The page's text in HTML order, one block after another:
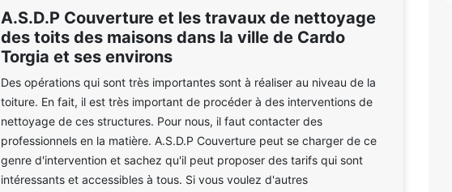
A.S.D.P Couverture et les travaux de nettoyage
des toits des maisons dans la ville de Cardo
Torgia et ses environs
Des opérations qui sont très importantes sont à réaliser au niveau de la
toiture. En fait, il est très important de procéder à des interventions de
nettoyage de ces structures. Pour nous, il faut contacter des
professionnels en la matière. A.S.D.P Couverture peut se charger de ce
genre d'intervention et sachez qu'il peut proposer des tarifs qui sont
intéressants et accessibles à tous. Si vous voulez d'autres